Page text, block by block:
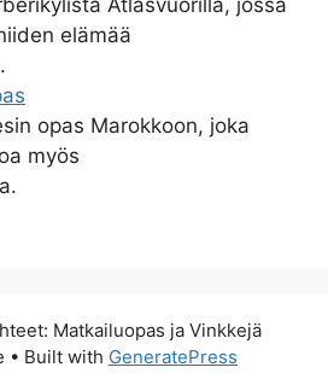
Atlasvuorilla, jossa
elämää
opas Marokkoon, joka
myös
Matkailuopas ja Vinkkejä
• Built with GeneratePress